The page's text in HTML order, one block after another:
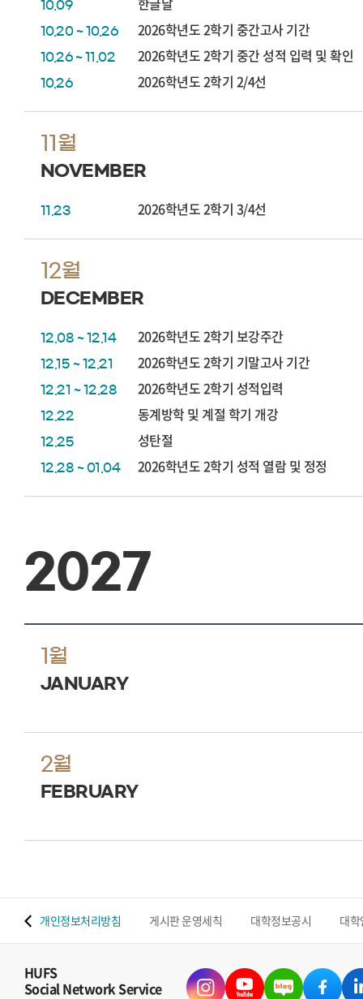
10.09
10.20 ~ 10.26 2026학년도 2학기 중간고사 기간
10.26 ~ 11.02 2026학년도 2학기 중간 성적 입력 및 확인
10.26 2026학년도 2학기 2/4선
11월
NOVEMBER
11.23 2026학년도 2학기 3/4선
12월
DECEMBER
12.08 ~ 12.14 2026학년도 2학기 보강주간
12.15 ~ 12.21 2026학년도 2학기 기말고사 기간
12.21 ~ 12.28 2026학년도 2학기 성적입력
12.22 동계방학 및 계절 학기 개강
12.25 성탄절
12.28 ~ 01.04 2026학년도 2학기 성적 열람 및 정정
2027
1월
JANUARY
2월
FEBRUARY
개인정보처리방침 게시판 운영세칙 대학정보공시 대
HUFS
Social Network Service